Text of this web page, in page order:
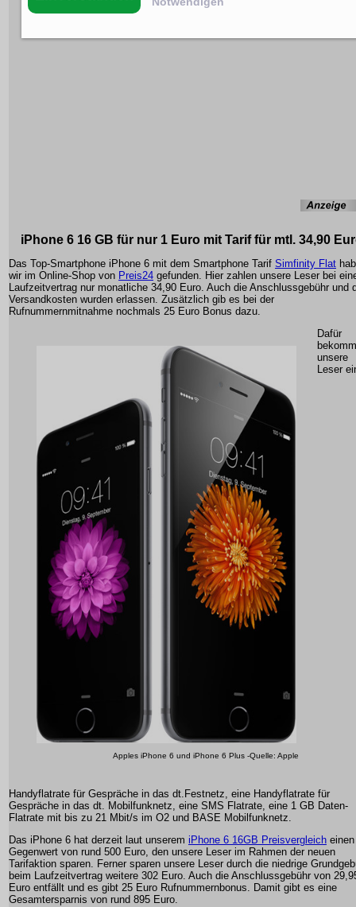
iPhone 6 16 GB für nur 1 Euro mit Tarif für mtl. 34,90
Das Top-Smartphone iPhone 6 mit dem Smartphone Tarif Simfinity Flat
wir im Online-Shop von Preis24 gefunden. Hier zahlen unsere Leser bei
Laufzeitvertrag nur monatliche 34,90 Euro. Auch die Anschlussgebühr und
Versandkosten wurden erlassen. Zusätzlich gib es bei der
Rufnummernmitnahme nochmals 25 Euro Bonus dazu.
Apples iPhone 6 und iPhone 6 Plus -Quelle: Apple
Dafür
unsere
Leser
Handyflatrate für Gespräche in das dt.Festnetz, eine Handyflatrate für
Gespräche in das dt. Mobilfunknetz, eine SMS Flatrate, eine 1 GB Daten-
Flatrate mit bis zu 21 Mbit/s im O2 und BASE Mobilfunknetz.
Das iPhone 6 hat derzeit laut unserem iPhone 6 16GB Preisvergleich einen
Gegenwert von rund 500 Euro, den unsere Leser im Rahmen der neuen
Tarifaktion sparen. Ferner sparen unsere Leser durch die niedrige
beim Laufzeitvertrag weitere 302 Euro. Auch die Anschlussgebühr von
Euro entfällt und es gibt 25 Euro Rufnummernbonus. Damit gibt es eine
Gesamtersparnis von rund 895 Euro.